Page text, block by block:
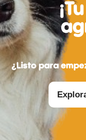
¿Listo para